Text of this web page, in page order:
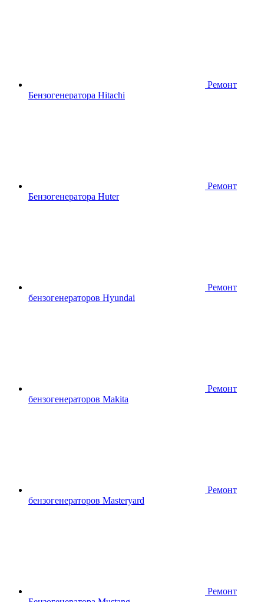
Ремонт
Бензогенератора Hitachi
Ремонт
Бензогенератора Huter
Ремонт
бензогенераторов Hyundai
Ремонт
бензогенераторов Makita
Ремонт
бензогенераторов Masteryard
Ремонт